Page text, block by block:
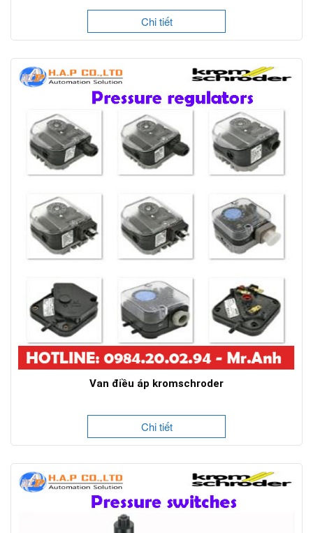
Chi tiết
Van điều áp kromschroder
Chi tiết